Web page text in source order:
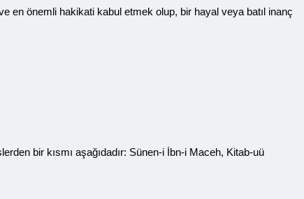
en önemli hakikati kabul etmek olup, bir hayal veya batıl inanç
bir kısmı aşağıdadır: Sünen-i İbn-i Maceh, Kitab-uü